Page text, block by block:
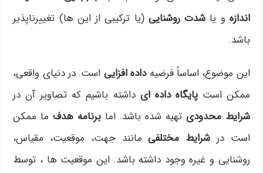
اندازه و یا شدت روشنایی (یا ترکیبی از این ها) تغییرناپذیر
باشد.
این موضوع، اساساً فرضیهداده افزایی است. در دنیای واقعی،
ممکن استپایگاه داده ای داشته باشیم که تصاویر آن در
شرایط محدودی تهیه شده باشد. اما برنامه هدفما ممکن
است در شرایط مختلفیمانند جهت، موقعیت، مقیاس،
روشنایی و غیره وجود داشته باشد. این موقعیت ها ، توسط